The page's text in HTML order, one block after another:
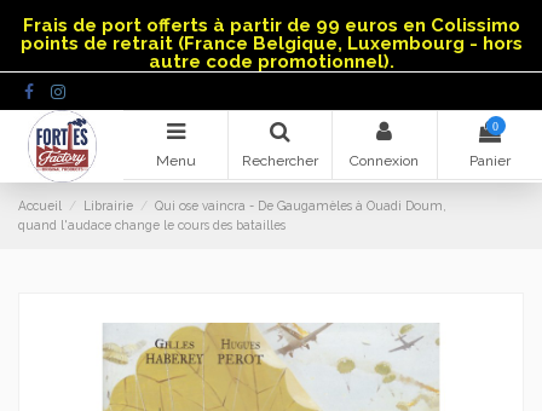
Frais de port offerts à partir de 99 euros en Colissimo
points de retrait (France Belgique, Luxembourg - hors
autre code promotionnel).
Menu Rechercher Connexion
0
Panier
Accueil Librairie
Qui ose vaincra - De Gaugamèles à Ouadi Doum,
quand l'audace change le cours des batailles